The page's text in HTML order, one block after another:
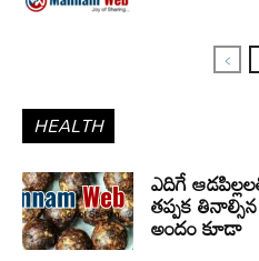
HEALTH
ఎదిగే
తప్పక
అందం కూడా